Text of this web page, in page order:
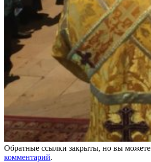
Обратные ссылки закрыты, но вы можете
комментарий.